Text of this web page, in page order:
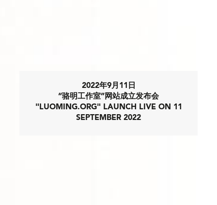
2022年9月11日
“骆明工作室”网站成立发布会
"LUOMING.ORG" LAUNCH LIVE ON 11
SEPTEMBER 2022